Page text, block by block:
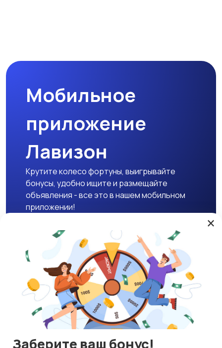
Мобильное
приложение
Лавизон
Крутите колесо фортуны, выигрывайте
бонусы, удобно ищите и размещайте
объявления - все это в нашем мобильном
приложении!
Скачать APK
Магазины Блог
О нас
Служба поддержки
☕ Поддержать проект
×
Заберите ваш бонус!